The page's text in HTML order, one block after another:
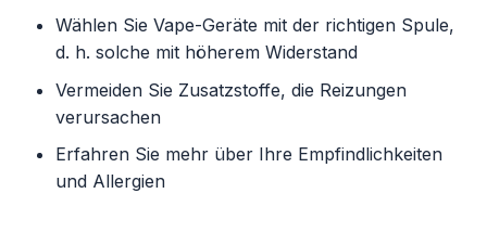
Wählen Sie Vape-Geräte mit der richtigen Spule,
d. h. solche mit höherem Widerstand
Vermeiden Sie Zusatzstoffe, die Reizungen
verursachen
Erfahren Sie mehr über Ihre Empfindlichkeiten
und Allergien